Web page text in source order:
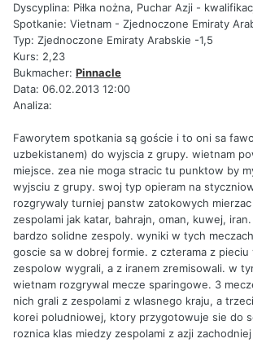
Dyscyplina: Piłka nożna, Puchar Azji -
Spotkanie: Vietnam - Zjednoczone Emiraty
Typ: Zjednoczone Emiraty Arabskie -1,5
Kurs: 2,23
Bukmacher: Pinnacle
Data: 06.02.2013 12:00
Analiza:
Faworytem spotkania są goście i to oni sa
uzbekistanem) do wyjscia z grupy. wietnam
miejsce. zea nie moga stracic tu punktow by
wyjsciu z grupy. swoj typ opieram na
rozgrywaly turniej panstw zatokowych
zespolami jak katar, bahrajn, oman, kuwej,
bardzo solidne zespoly. wyniki w tych
goscie sa w dobrej formie. z czterama z pieciu
zespolow wygrali, a z iranem zremisowali. w
wietnam rozgrywal mecze sparingowe. 3
nich grali z zespolami z wlasnego kraju, a
korei poludniowej, ktory przygotowuje sie do
roznica klas miedzy zespolami z azji